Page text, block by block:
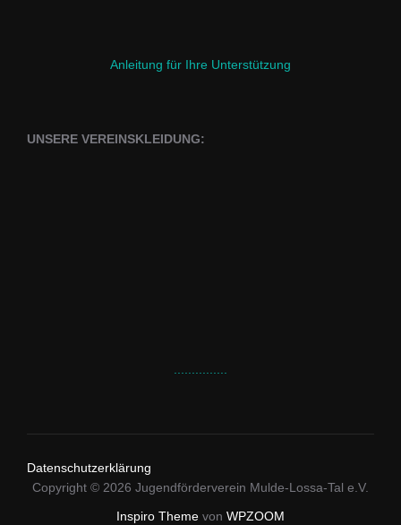
Anleitung für Ihre Unterstützung
UNSERE VEREINSKLEIDUNG:
Datenschutzerklärung
Copyright © 2026 Jugendförderverein Mulde-Lossa-Tal e.V.
Inspiro Theme von WPZOOM